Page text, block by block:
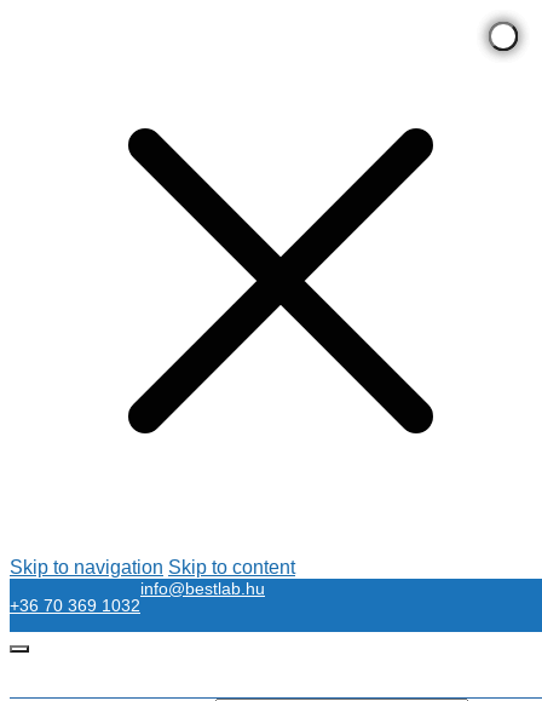
Skip to navigation Skip to content
+36 70 369 1032
info@bestlab.hu